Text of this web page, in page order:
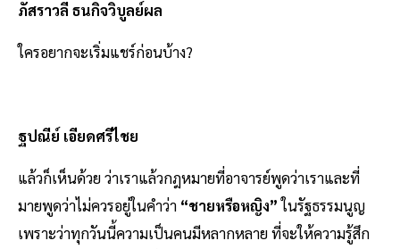
ภัสราวลี ธนกิจวิบูลย์ผล
ใครอยากจะเริ่มแชร์ก่อนบ้าง?
ฐปณีย์ เอียดศรีไชย
แล้วก็เห็นด้วย ว่าเราแล้วกฎหมายที่อาจารย์พูดว่าเราและที่
มายพูดว่าไม่ควรอยู่ในคำว่า “ชายหรือหญิง”ในรัฐธรรมนูญ
เพราะว่าทุกวันนี้ความเป็นคนมีหลากหลาย ที่จะให้ความรู้สึก